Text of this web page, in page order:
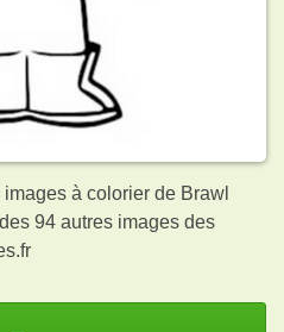
à colorier de Brawl
94 autres images des